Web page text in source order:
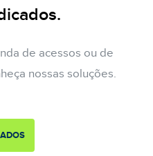
de acessos ou de
nossas soluções.